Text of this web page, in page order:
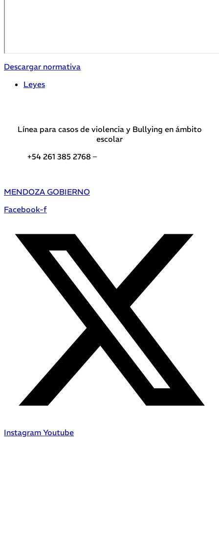
Descargar normativa
Leyes
Línea para casos de violencia y Bullying en ámbito
escolar
+54 261 385 2768 –
MENDOZA GOBIERNO
Facebook-f
Instagram Youtube